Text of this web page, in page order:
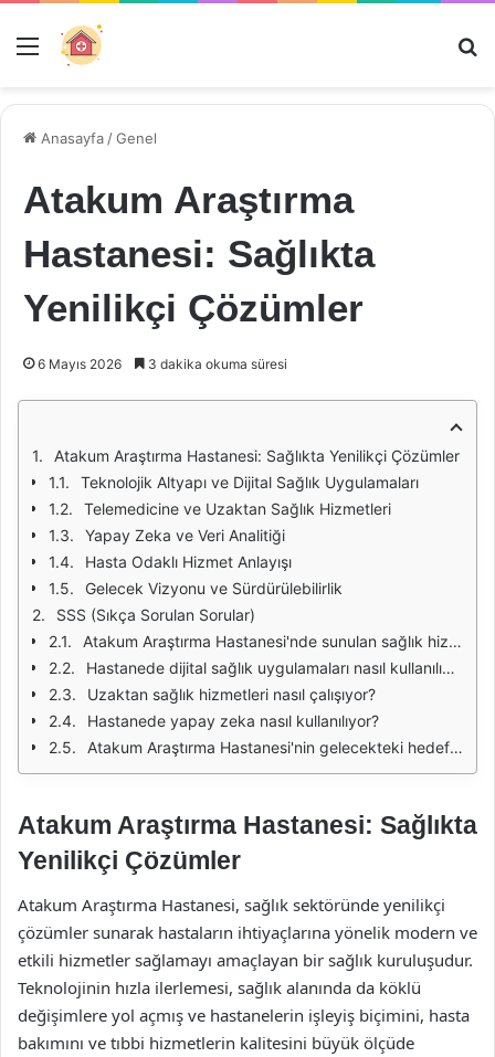
Menü
Anasayfa /Genel
Atakum Araştırma
Hastanesi: Sağlıkta
Yenilikçi Çözümler
6 Mayıs 2026 3 dakika okuma süresi
Atakum Araştırma Hastanesi: Sağlıkta Yenilikçi Çözümler
Teknolojik Altyapı ve Dijital Sağlık Uygulamaları
Telemedicine ve Uzaktan Sağlık Hizmetleri
Yapay Zeka ve Veri Analitiği
Hasta Odaklı Hizmet Anlayışı
Gelecek Vizyonu ve Sürdürülebilirlik
SSS (Sıkça Sorulan Sorular)
Atakum Araştırma Hastanesi'nde sunulan sağlık hizmetleri nelerdir?
Hastanede dijital sağlık uygulamaları nasıl kullanılıyor?
Uzaktan sağlık hizmetleri nasıl çalışıyor?
Hastanede yapay zeka nasıl kullanılıyor?
Atakum Araştırma Hastanesi'nin gelecekteki hedefleri nelerdir?
Atakum Araştırma Hastanesi: Sağlıkta
Yenilikçi Çözümler
Atakum Araştırma Hastanesi, sağlık sektöründe yenilikçi
çözümler sunarak hastaların ihtiyaçlarına yönelik modern ve
etkili hizmetler sağlamayı amaçlayan bir sağlık kuruluşudur.
Teknolojinin hızla ilerlemesi, sağlık alanında da köklü
değişimlere yol açmış ve hastanelerin işleyiş biçimini, hasta
bakımını ve tıbbi hizmetlerin kalitesini büyük ölçüde